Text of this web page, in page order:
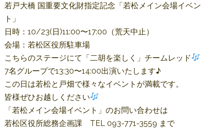
若戸大橋 国重要文化財指定記念「若松メイン会場イベン
ト」
日時：10/23(日)11:00〜17:00（荒天中止）
会場：若松区役所駐車場
こちらのステージにて「二胡を楽しく」チームレッド
7名グループで13:30〜14:00出演いたします♪
この日は若松と戸畑で様々なイベントが満載です。
皆様ぜひお越しください
「若松メイン会場イベント」のお問い合わせは
若松区役所総務企画課 TEL 093-771-3559 まで